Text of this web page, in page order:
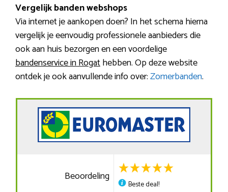
Vergelijk banden webshops
Via internet je aankopen doen? In het schema hierna
vergelijk je eenvoudig professionele aanbieders die
ook aan huis bezorgen en een voordelige
bandenservice in Rogathebben. Op deze website
ontdek je ook aanvullende info over:Zomerbanden.
Beoordeling
Beste deal!